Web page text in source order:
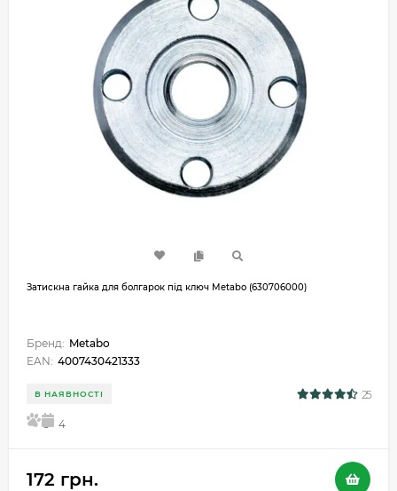
Затискна гайка для болгарок під ключ Metabo (630706000)
Бренд: Metabo
EAN: 4007430421333
В НАЯВНОСТІ 25
5 4
172 грн.